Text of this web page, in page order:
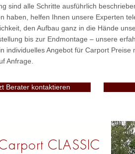
sind alle Schritte ausführlich
haben, helfen Ihnen unsere Experten
den Aufbau ganz in die Hände
bis zur Endmontage – unsere
individuelles Angebot für Carport Preise
Anfrage.
Berater kontaktieren
CLASSIC